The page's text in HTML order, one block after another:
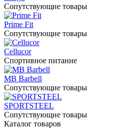
Сопутствующие товары
Prime Fit
Сопутствующие товары
Cellucor
Спортивное питание
MB Barbell
Сопутствующие товары
SPORTSTEEL
Сопутствующие товары
Каталог товаров